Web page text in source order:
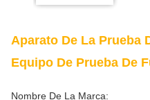
Aparato De La Prueba
Equipo De Prueba De
Nombre De La Marca: